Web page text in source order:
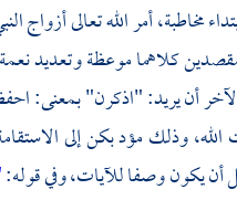
أمر الله تعالى أزواج
مقصدين كلاهما موعظة وتعديد
أن يريد: "اذكرن" بمعنى:
وذلك مؤد بكن إلى
أن يكون وصفا للآيات، وفي قوله: